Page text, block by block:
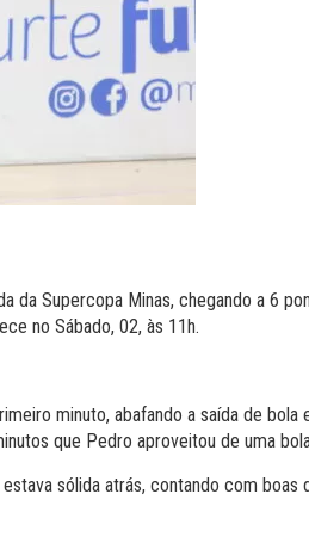
da Supercopa Minas, chegando a 6
no Sábado, 02, às 11h.
minuto, abafando a saída de
que Pedro aproveitou de uma
sólida atrás, contando com boas